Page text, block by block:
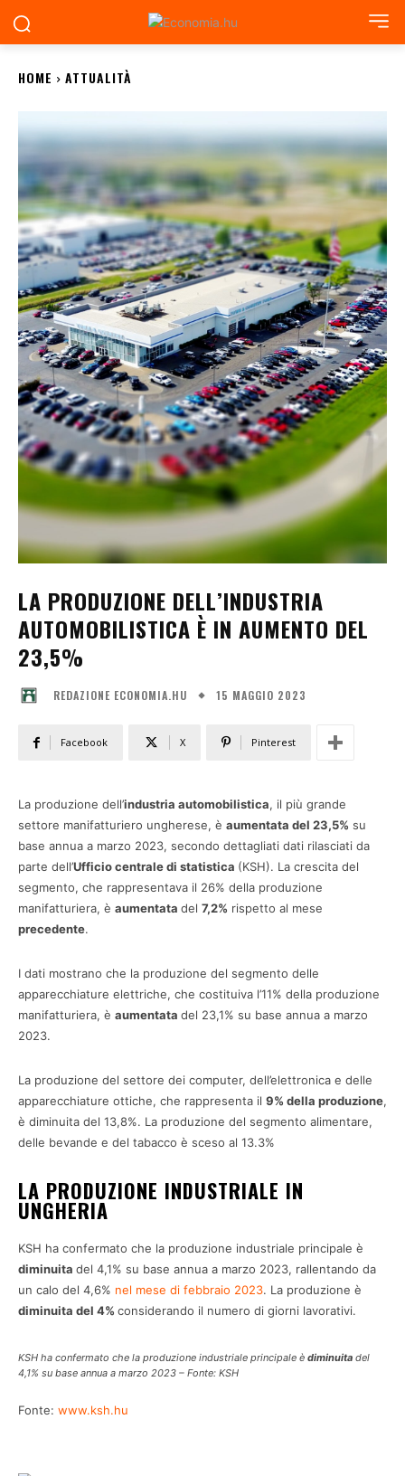
HOME ATTUALITÀ
LA PRODUZIONE DELL’INDUSTRIA
AUTOMOBILISTICA È IN AUMENTO DEL
23,5%
REDAZIONE ECONOMIA.HU 15 MAGGIO 2023
Facebook X Pinterest
La produzione dell’industria automobilistica, il più grande
settore manifatturiero ungherese, è aumentata del 23,5% su
base annua a marzo 2023, secondo dettagliati dati rilasciati da
parte dell’Ufficio centrale di statistica (KSH). La crescita del
segmento, che rappresentava il 26% della produzione
manifatturiera, è aumentata del 7,2% rispetto al mese
precedente.
I dati mostrano che la produzione del segmento delle
apparecchiature elettriche, che costituiva l’11% della produzione
manifatturiera, è aumentata del 23,1% su base annua a marzo
2023.
La produzione del settore dei computer, dell’elettronica e delle
apparecchiature ottiche, che rappresenta il 9% della produzione,
è diminuita del 13,8%. La produzione del segmento alimentare,
delle bevande e del tabacco è sceso al 13.3%
LA PRODUZIONE INDUSTRIALE IN
UNGHERIA
KSH ha confermato che la produzione industriale principale è
diminuita del 4,1% su base annua a marzo 2023, rallentando da
un calo del 4,6% nel mese di febbraio 2023. La produzione è
diminuita del 4% considerando il numero di giorni lavorativi.
KSH ha confermato che la produzione industriale principale è diminuita del
4,1% su base annua a marzo 2023 – Fonte: KSH
Fonte: www.ksh.hu